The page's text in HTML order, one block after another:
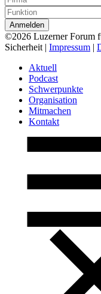
©2026 Luzerner Forum
Sicherheit | Impressum |
Aktuell
Podcast
Schwerpunkte
Organisation
Mitmachen
Kontakt